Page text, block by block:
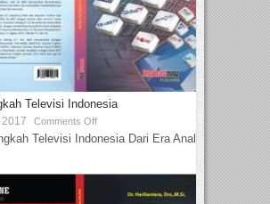
Televisi Indonesia
2017 Comments Off
Televisi Indonesia Dari Era Analog